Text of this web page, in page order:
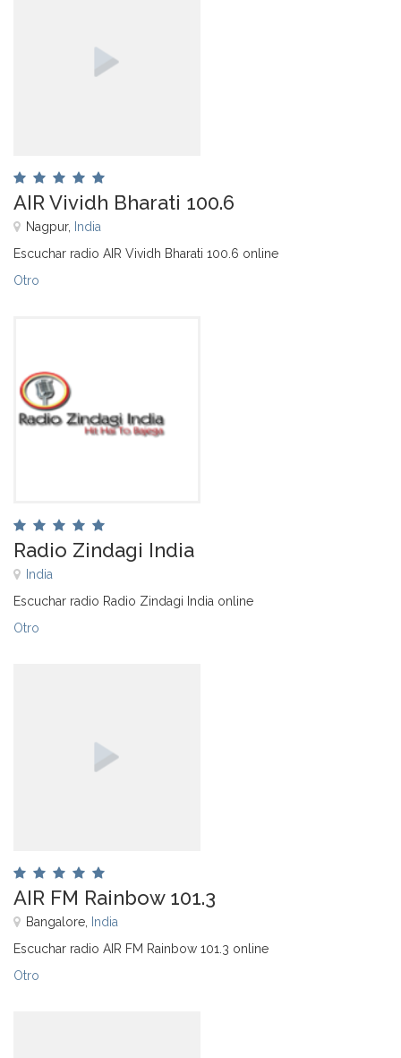
AIR Vividh Bharati 100.6
Nagpur, India
Escuchar radio AIR Vividh Bharati 100.6 online
Otro
Radio Zindagi India
India
Escuchar radio Radio Zindagi India online
Otro
AIR FM Rainbow 101.3
Bangalore, India
Escuchar radio AIR FM Rainbow 101.3 online
Otro